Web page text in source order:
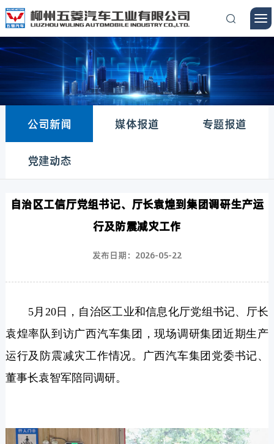
公司新闻 媒体报道 专题报道
党建动态
自治区工信厅党组书记、厅长袁煌到集团调研生产运
行及防震减灾工作
发布日期：2026-05-22
5月20日，自治区工业和信息化厅党组书记、厅长
袁煌率队到访广西汽车集团，现场调研集团近期生产
运行及防震减灾工作情况。广西汽车集团党委书记、
董事长袁智军陪同调研。